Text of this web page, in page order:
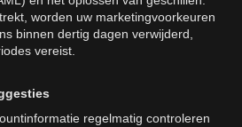
worden uw marketingvoorkeuren
binnen dertig dagen verwijderd,
vereist.
regelmatig controleren